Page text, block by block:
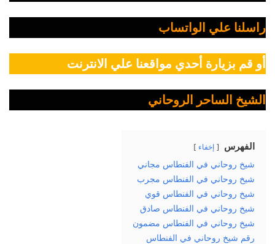
راسلنا علي الواتساب
أو قم بزيارة أحدي مواقعنا علي الانترنت
الشيخ الساحر الروحاني
الفهرس إخفاء
شيخ روحاني في الفنطاس مجاني
شيخ روحاني في الفنطاس مجرب
شيخ روحاني في الفنطاس قوي
شيخ روحاني في الفنطاس صادق
شيخ روحاني في الفنطاس مضمون
رقم شيخ روحاني في الفنطاس